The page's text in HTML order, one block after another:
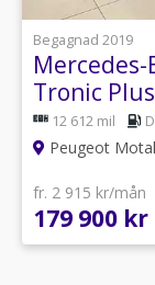
Begagnad 2019
Mercedes-
Tronic
12 612 mil
Peugeot
fr. 2 915 kr/mån
179 900 kr